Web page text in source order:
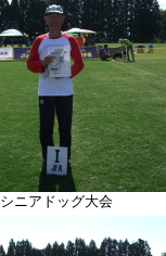
シニアドッグ大会